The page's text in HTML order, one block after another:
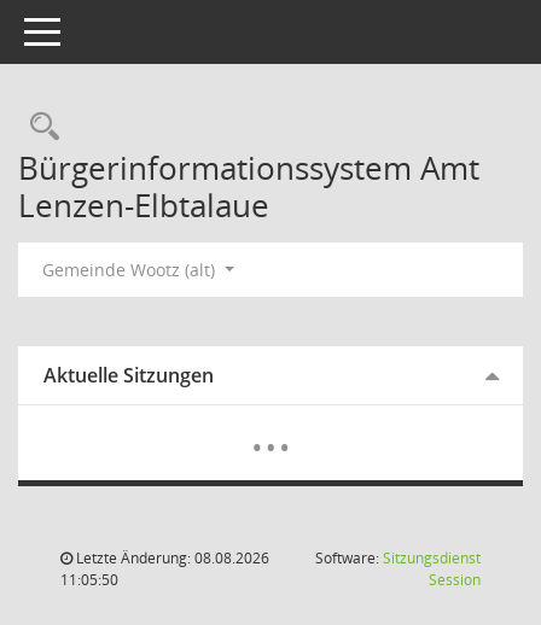
Toggle navigation
Rechercheauswahl
Bürgerinformationssystem Amt
Lenzen-Elbtalaue
Gemeinde Wootz (alt)
Aktuelle Sitzungen
…Mehr
Letzte Änderung: 08.08.2026
11:05:50
Software:Sitzungsdienst
Session(Wird in